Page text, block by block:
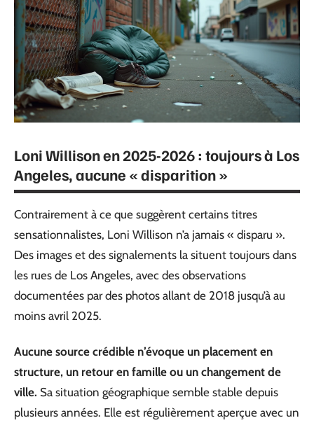
Loni Willison en 2025-2026 : toujours à Los
Angeles, aucune « disparition »
Contrairement à ce que suggèrent certains titres
sensationnalistes, Loni Willison n’a jamais « disparu ».
Des images et des signalements la situent toujours dans
les rues de Los Angeles, avec des observations
documentées par des photos allant de 2018 jusqu’à au
moins avril 2025.
Aucune source crédible n’évoque un placement en
structure, un retour en famille ou un changement de
ville. Sa situation géographique semble stable depuis
plusieurs années. Elle est régulièrement aperçue avec un